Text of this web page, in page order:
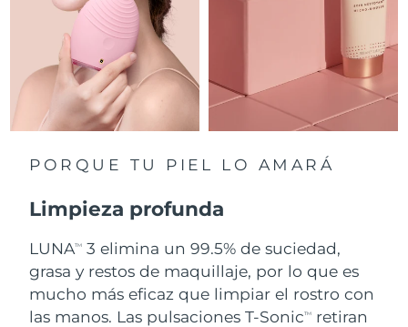
PORQUE TU PIEL LO AMARÁ
Limpieza profunda
LUNATM
3 elimina un 99.5% de suciedad,
grasa y restos de maquillaje, por lo que es
mucho más eficaz que limpiar el rostro con
las manos. Las pulsaciones T-SonicTM
retiran
Singapur 8/10/26
Eslovaquia 8/8/26
Eslovenia Entrega prevista 8/8/26
Suecia Entrega prevista 8/8/26
Suiza Entrega prevista8/8/26